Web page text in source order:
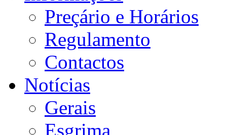
Preçário e Horários
Regulamento
Contactos
Notícias
Gerais
Esgrima